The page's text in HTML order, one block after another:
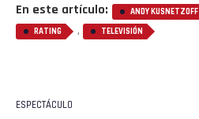
En este artículo: ANDY KUSNETZOFF
RATING , TELEVISIÓN
ESPECTÁCULO